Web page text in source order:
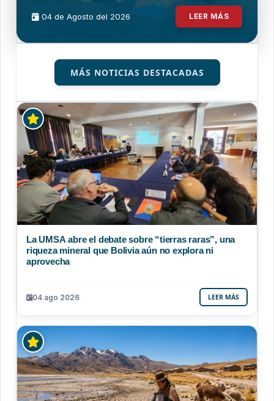
04 de Agosto del 2026 LEER MÁS
MÁS NOTICIAS DESTACADAS
La UMSA abre el debate sobre “tierras raras”, una
riqueza mineral que Bolivia aún no explora ni
aprovecha
04 ago 2026 LEER MÁS